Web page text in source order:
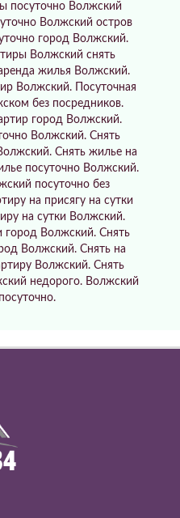
посуточно Волжский
Волжский остров
город Волжский.
Волжский снять
жилья Волжский.
Волжский. Посуточная
без посредников.
город Волжский.
Волжский. Снять
Снять жилье на
посуточно Волжский.
посуточно без
на присягу на сутки
на сутки Волжский.
город Волжский. Снять
Волжский. Снять на
Волжский. Снять
недорого. Волжский